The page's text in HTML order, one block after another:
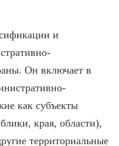
и
Он включает в
как субъекты
края, области),
территориальные